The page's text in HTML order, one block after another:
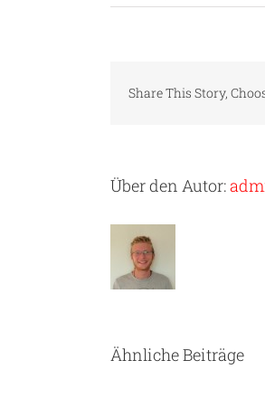
Share This Story,
Über den Autor:
Ähnliche Beiträge